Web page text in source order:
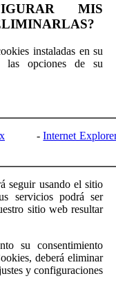
MIS
instaladas en su
las opciones de su
-Internet
seguir usando el sitio
servicios podrá ser
sitio web resultar
su consentimiento
deberá eliminar
y configuraciones